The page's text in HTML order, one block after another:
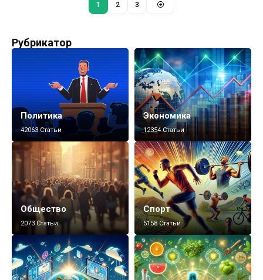
1 2 3
Рубрикатор
Политика
42063 Статьи
Экономика
12354 Статьи
Общество
2073 Статьи
Спорт
5158 Статьи